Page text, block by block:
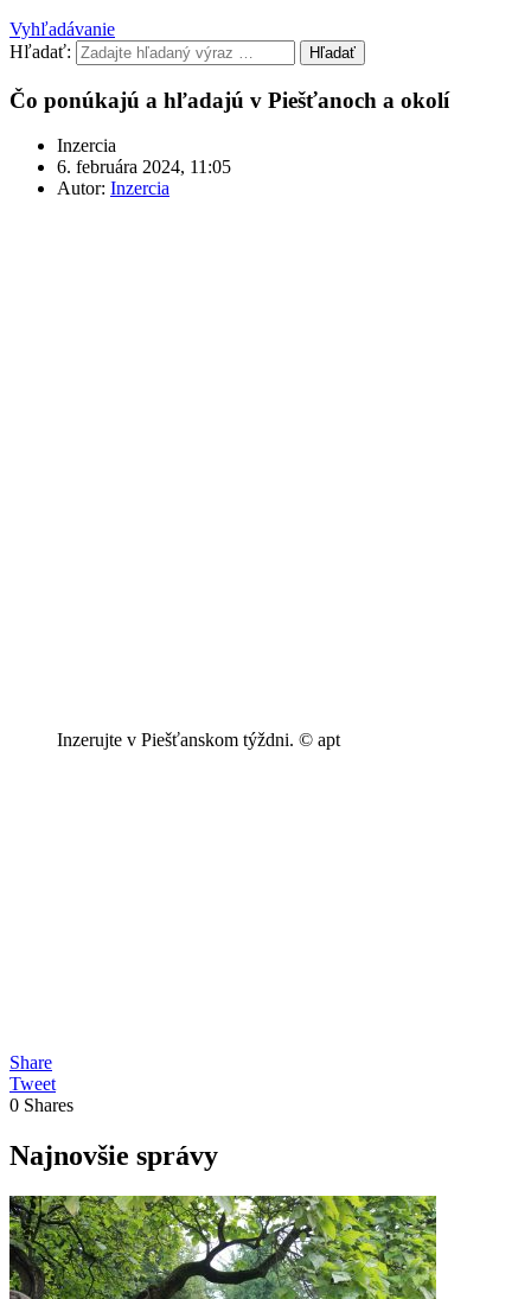
Vyhľadávanie
Hľadať:
Hľadať
Čo ponúkajú a hľadajú v Piešťanoch a okolí
Inzercia
6. februára 2024, 11:05
Autor: Inzercia
Inzerujte v Piešťanskom týždni. © apt
Share
Tweet
0 Shares
Najnovšie správy